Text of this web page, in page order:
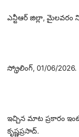
ఎన్టీఆర్ జిల్లా, మైలవరం
స్క్రోలింగ్, 01/06/2026.
ఇచ్చిన మాట ప్రకారం
కృష్ణప్రసాద్.